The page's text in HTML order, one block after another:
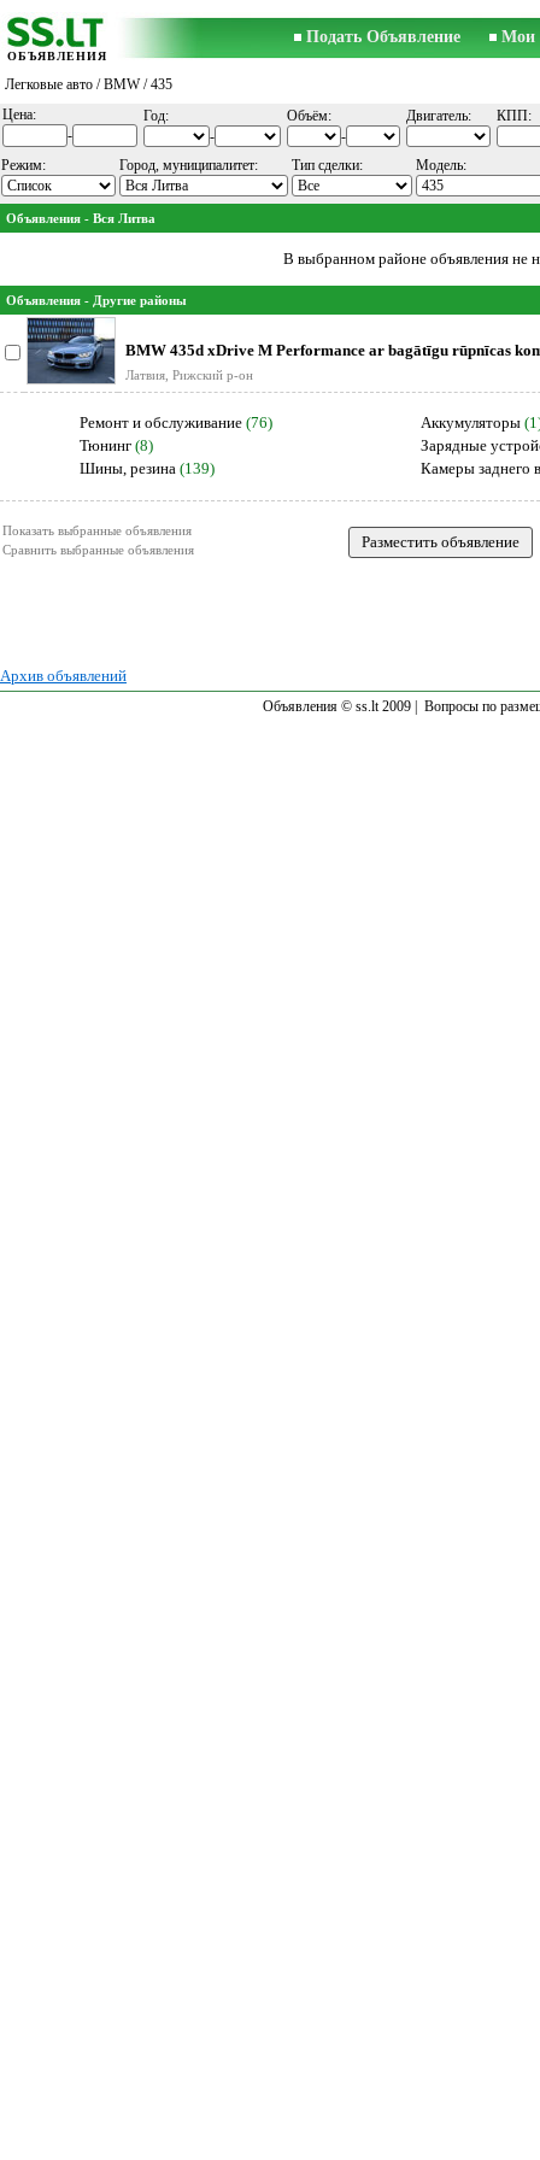
ОБЪЯВЛЕНИЯ
Подать Объявление Мои
Легковые авто /BMW/ 435
Цена:
-
Год:
-
Объём:
-
Двигатель: КПП:
Режим: Город, муниципалитет: Тип сделки: Модель:
Объявления - Вся Литва
В выбранном районе объявления не
Объявления - Другие районы
BMW 435d xDrive M Performance ar bagātīgu rūpnīcas
ļoti labā te
Латвия, Рижский р-он
Ремонт и обслуживание (76)
Тюнинг (8)
Шины, резина (139)
Аккумуляторы
Зарядные
Камеры заднего
Показать выбранные объявления
Сравнить выбранные объявления
Архив объявлений
Объявления © ss.lt 2009 | Вопросы по